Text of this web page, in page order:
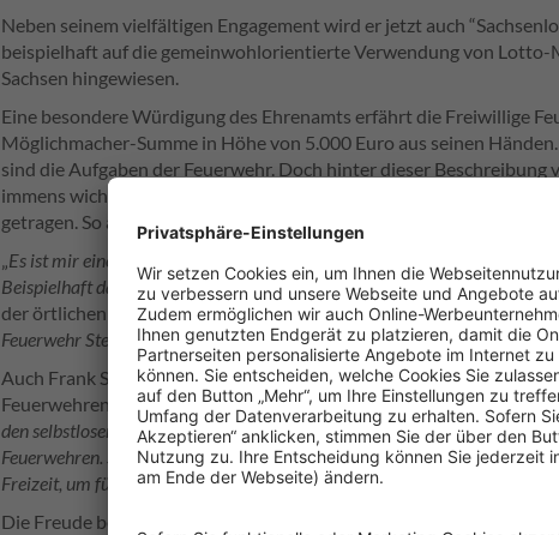
Neben seinem vielfältigen Engagement wird er jetzt auch
beispielhaft auf die gemeinwohlorientierte Verwendung von
Sachsen hingewiesen.
Eine besondere Würdigung des Ehrenamts erfährt die Freiwillige
Möglichmacher-Summe in Höhe von 5.000 Euro aus seinen
sind die Aufgaben der Feuerwehr. Doch hinter dieser
immens wichtige Aufgaben. Besonders in kleineren Gemeinden
getragen. So auch in der 1 700-Seelen-Gemeinde Steina.
„Es ist mir eine Ehre, als Möglichmacher des Monats hervorzuheben,
Beispielhaft dafür steht der Verein der „Freunde der Feuerwehr Steina“,
der örtlichen Freiwilligen Feuerwehr auf die Fahnen geschrieben
Feuerwehr Steina soll hiermit gewürdigt werden, “ erklärt Prof. Dr.
Auch Frank Schwarz, Geschäftsführer der Sächsischen Lotto-
Feuerwehren und des Ehrenamtes: „Das Ehrenamt ist das Rückgrat
den selbstlosen Einsatz, die beim Ehrenamt notwendig ist – so auch die
Feuerwehren. Sie sind wahre Helden, legen eine hohe Bereitschaft an
Freizeit, um für die Sicherheit in ihrem Ort zu sorgen. Das zeigt die
Die Freude bei der Freiwilligen Feuerwehr in Steina war riesengroß. „